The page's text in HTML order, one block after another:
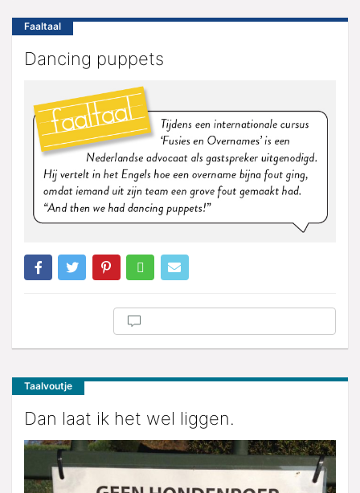
Faaltaal
Dancing puppets
Taalvoutje
Dan laat ik het wel liggen.